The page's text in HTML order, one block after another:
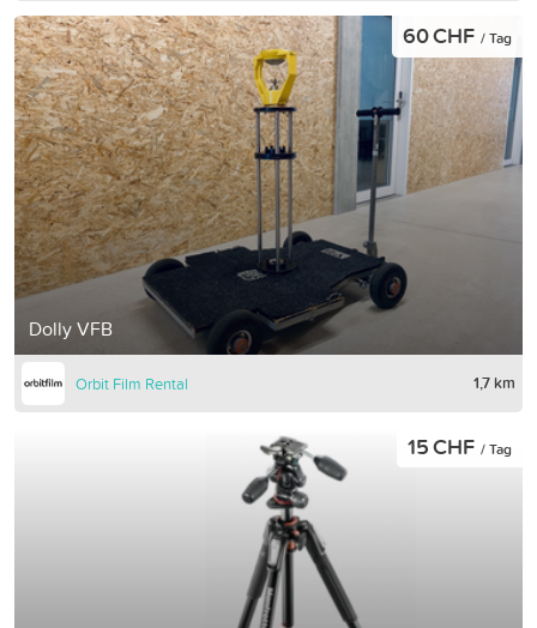
Dolly VFB
60 CHF / Tag
Orbit Film Rental 1,7 km
15 CHF / Tag